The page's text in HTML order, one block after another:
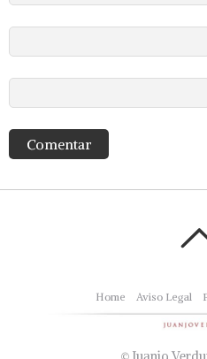
Home Aviso Legal